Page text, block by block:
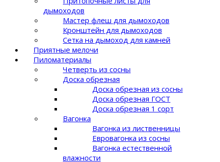
дымоходов
Мастер флеш для дымоходов
Кронштейн для дымоходов
Сетка на дымоход для камней
Приятные мелочи
Пиломатериалы
Четверть из сосны
Доска обрезная
Доска обрезная из сосны
Доска обрезная ГОСТ
Доска обрезная 1 сорт
Вагонка
Вагонка из лиственницы
Евровагонка из сосны
Вагонка естественной
влажности